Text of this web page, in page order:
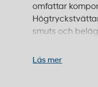
omfattar
smuts och
livslängd på din
Läs mer